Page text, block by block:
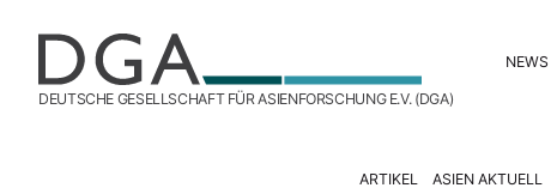
DEUTSCHE GESELLSCHAFT FÜR ASIENFORSCHUNG E.V. (DGA)
NEWS
ARTIKEL ASIEN AKTUELL